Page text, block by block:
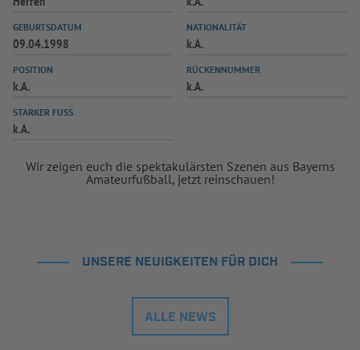
GEBURTSDATUM
09.04.1998
NATIONALITÄT
k.A.
POSITION
k.A.
RÜCKENNUMMER
k.A.
STARKER FUSS
k.A.
Wir zeigen euch die spektakulärsten Szenen aus Bayerns
Amateurfußball, jetzt reinschauen!
UNSERE NEUIGKEITEN FÜR DICH
ALLE NEWS